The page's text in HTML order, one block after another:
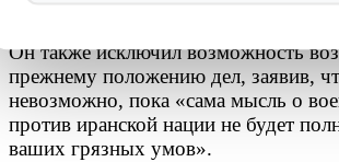
Он также исключил возможность
прежнему положению дел, заявив,
невозможно, пока «сама мысль о
против иранской нации не будет
ваших грязных умов».